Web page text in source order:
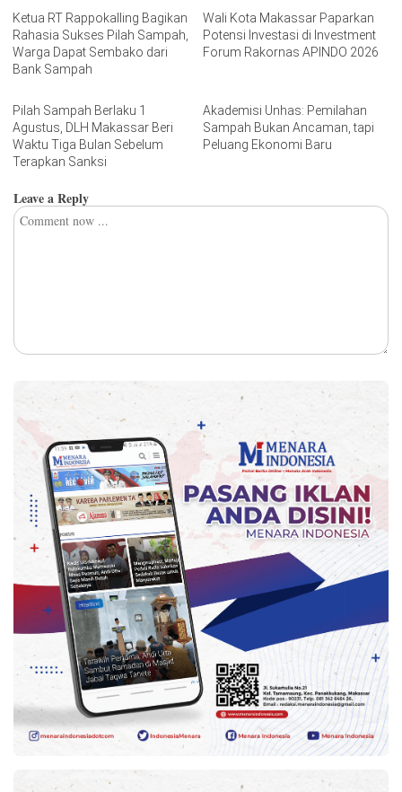
Ketua RT Rappokalling Bagikan
Rahasia Sukses Pilah Sampah,
Warga Dapat Sembako dari
Bank Sampah
Wali Kota Makassar Paparkan
Potensi Investasi di Investment
Forum Rakornas APINDO 2026
Pilah Sampah Berlaku 1
Agustus, DLH Makassar Beri
Waktu Tiga Bulan Sebelum
Terapkan Sanksi
Akademisi Unhas: Pemilahan
Sampah Bukan Ancaman, tapi
Peluang Ekonomi Baru
Leave a Reply